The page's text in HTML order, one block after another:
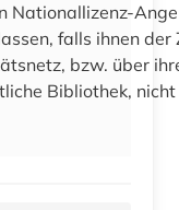
Nationallizenz-
falls ihnen der
bzw. über
Bibliothek,